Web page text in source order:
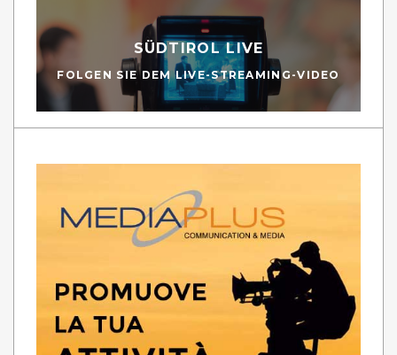
SÜDTIROL LIVE
FOLGEN SIE DEM LIVE-STREAMING-VIDEO